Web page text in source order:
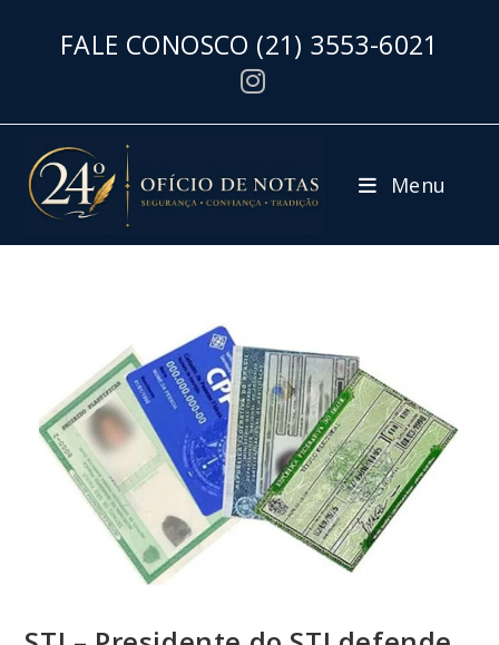
FALE CONOSCO (21) 3553-6021
Menu